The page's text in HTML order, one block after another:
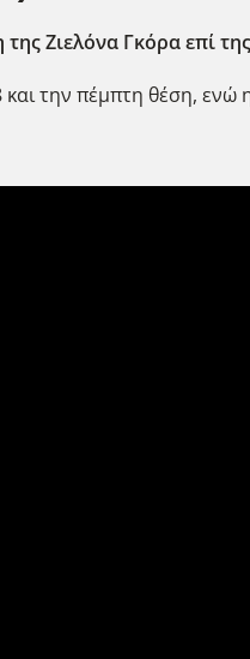
Ζιελόνα Γκόρα επί
την πέμπτη θέση, ενώ